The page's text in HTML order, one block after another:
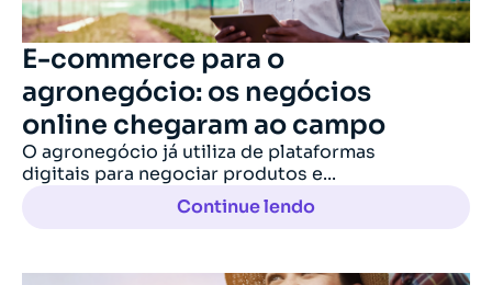
E-commerce para o
agronegócio: os negócios
online chegaram ao campo
O agronegócio já utiliza de plataformas
digitais para negociar produtos e...
Continue lendo